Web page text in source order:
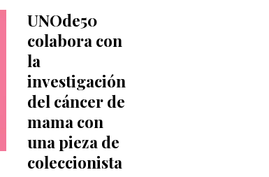
UNOde50
colabora con
la
investigación
del cáncer de
mama con
una pieza de
coleccionista